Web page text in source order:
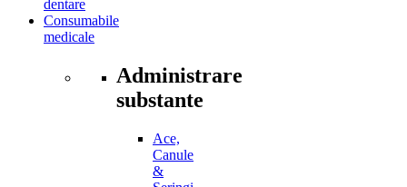
dentare
Consumabile
medicale
Administrare
substante
Ace,
Canule
&